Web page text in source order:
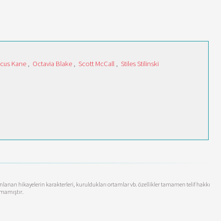
Kane , Octavia Blake , Scott McCall , Stiles Stilinski
hikayelerin karakterleri, kuruldukları ortamlar vb. özellikler tamamen telif hakkı